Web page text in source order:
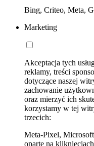
Bing, Criteo, Meta,
Marketing
Akceptacja tych
reklamy, treści
dotyczące naszej
zachowanie
oraz mierzyć ich
korzystamy w tej
trzecich:
Meta-Pixel,
oparte na